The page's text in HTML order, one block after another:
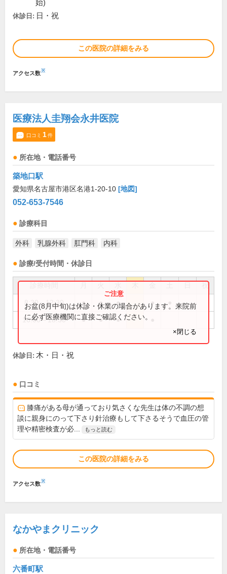
始)
休診日: 日・祝
この医院の詳細をみる
アクセス数※
医療法人圭翔会永井医院
口コミ 1件
所在地・電話番号
築地口駅
愛知県名古屋市港区名港1-20-10 [地図]
052-653-7546
診療科目
外科 乳腺外科 肛門科 内科
診療/受付時間・休診日
祝
8:30～12:30 ● ● ● ●
16:00～18:30 ● ● ●
お盆(8月中旬)は休診・休業の場合があります。来院前
に必ず医療機関に直接ご確認ください。
×閉じる
休診日: 木・日・祝
口コミ
膝痛がある母が通っており気さくな先生は体の不調の想
談に親身にのって下さり針治療もして下さるそうで血圧の管
理や精密検査が必...
もっと読む
この医院の詳細をみる
アクセス数※
なかやまクリニック
所在地・電話番号
六番町駅